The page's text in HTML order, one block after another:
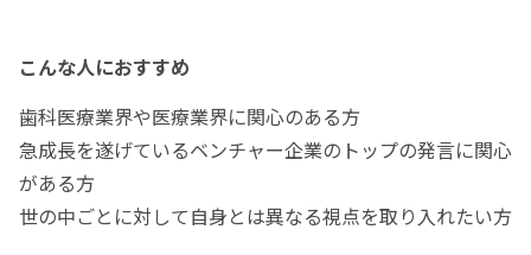
こんな人におすすめ
歯科医療業界や医療業界に関心のある方
急成長を遂げているベンチャー企業のトップの発言に関心
がある方
世の中ごとに対して自身とは異なる視点を取り入れたい方